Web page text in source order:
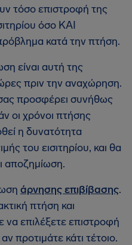
τόσο επιστροφή της
όσο ΚΑΙ
κατά την πτήση.
είναι αυτή της
πριν την αναχώρηση.
προσφέρει συνήθως
οι χρόνοι πτήσης
η δυνατότητα
του εισιτηρίου, και θα
αποζημίωση.
άρνησης επιβίβασης.
πτήση και
επιλέξετε επιστροφή
προτιμάτε κάτι τέτοιο.